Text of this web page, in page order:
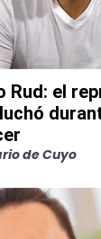
Rud: el
de Cuyo